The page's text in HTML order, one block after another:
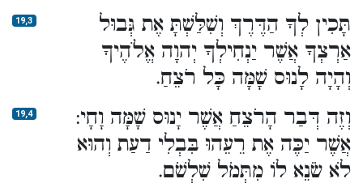
19,3
תָּכִין לְךָ הַדֶּרֶךְ וְשִׁלַּשְׁתָּ אֶת גְּבוּל
אַרְצְךָ אֲשֶׁר יַנְחִילְךָ יְהוָה אֱלֹהֶיךָ
וְהָיָה לָנוּס שָׁמָּה כָּל רֹצֵחַ.
19,4
וְזֶה דְּבַר הָרֹצֵחַ אֲשֶׁר יָנוּס שָׁמָּה וָחָי:
אֲשֶׁר יַכֶּה אֶת רֵעֵהוּ בִּבְלִי דַעַת וְהוּא
לֹא שֹׂנֵא לוֹ מִתְּמֹל שִׁלְשֹׁם.